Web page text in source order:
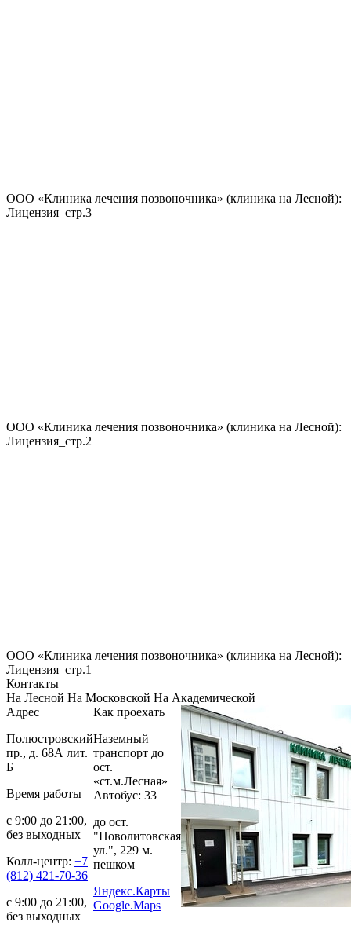
ООО «Клиника лечения позвоночника» (клиника на Лесной):
Лицензия_стр.3
ООО «Клиника лечения позвоночника» (клиника на Лесной):
Лицензия_стр.2
ООО «Клиника лечения позвоночника» (клиника на Лесной):
Лицензия_стр.1
Контакты
На Лесной На Московской На Академической
Адрес
Полюстровский
пр., д. 68А лит.
Б
Время работы
с 9:00 до 21:00,
без выходных
Колл-центр: +7
(812) 421-70-36
с 9:00 до 21:00,
без выходных
Как проехать
Наземный
транспорт до
ост.
«ст.м.Лесная»
Автобус: 33
до ост.
"Новолитовская
ул.", 229 м.
пешком
Яндекс.Карты
Google.Maps